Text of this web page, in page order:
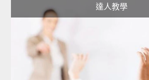
達人教學